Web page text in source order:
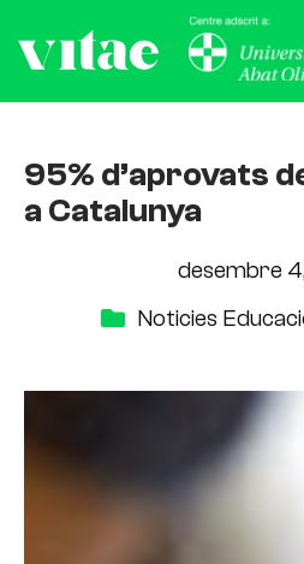
95% d’aprovats
a Catalunya
desembre
Noticies